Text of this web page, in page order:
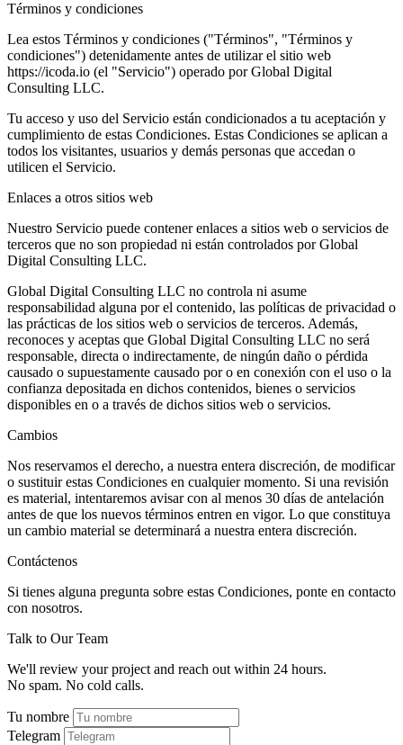
Términos y condiciones
Lea estos Términos y condiciones ("Términos", "Términos y
condiciones") detenidamente antes de utilizar el sitio web
https://icoda.io (el "Servicio") operado por Global Digital
Consulting LLC.
Tu acceso y uso del Servicio están condicionados a tu aceptación y
cumplimiento de estas Condiciones. Estas Condiciones se aplican a
todos los visitantes, usuarios y demás personas que accedan o
utilicen el Servicio.
Enlaces a otros sitios web
Nuestro Servicio puede contener enlaces a sitios web o servicios de
terceros que no son propiedad ni están controlados por Global
Digital Consulting LLC.
Global Digital Consulting LLC no controla ni asume
responsabilidad alguna por el contenido, las políticas de privacidad o
las prácticas de los sitios web o servicios de terceros. Además,
reconoces y aceptas que Global Digital Consulting LLC no será
responsable, directa o indirectamente, de ningún daño o pérdida
causado o supuestamente causado por o en conexión con el uso o la
confianza depositada en dichos contenidos, bienes o servicios
disponibles en o a través de dichos sitios web o servicios.
Cambios
Nos reservamos el derecho, a nuestra entera discreción, de modificar
o sustituir estas Condiciones en cualquier momento. Si una revisión
es material, intentaremos avisar con al menos 30 días de antelación
antes de que los nuevos términos entren en vigor. Lo que constituya
un cambio material se determinará a nuestra entera discreción.
Contáctenos
Si tienes alguna pregunta sobre estas Condiciones, ponte en contacto
con nosotros.
Talk to Our Team
We'll review your project and reach out within 24 hours.
No spam. No cold calls.
Tu nombre
Telegram